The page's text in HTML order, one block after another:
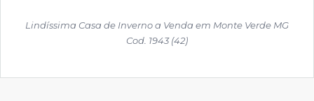
Lindíssima Casa de Inverno a Venda em Monte Verde MG
Cod. 1943 (42)